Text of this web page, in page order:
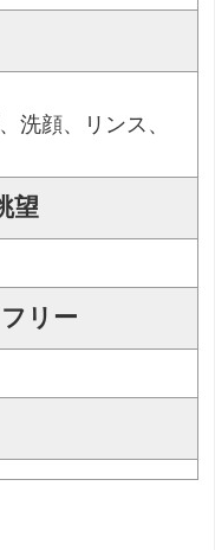
洗顔、リンス、
望
リー